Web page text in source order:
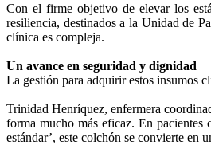
Con el firme objetivo de elevar los
resiliencia, destinados a la Unidad de
clínica es compleja.
Un avance en seguridad y dignidad
La gestión para adquirir estos insumos
Trinidad Henríquez, enfermera
forma mucho más eficaz. En pacientes
estándar’, este colchón se convierte en